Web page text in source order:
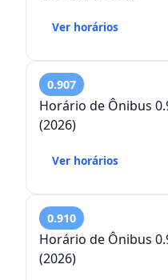
Ver horários
0.907
Horário de Ônibus 0.907 – Tempo Real e
(2026)
Ver horários
0.910
Horário de Ônibus 0.910 – Tempo Real e
(2026)